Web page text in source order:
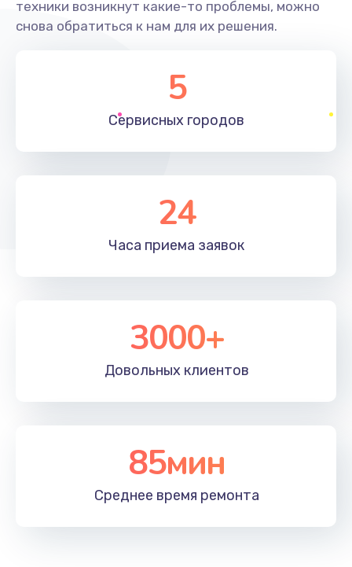
техники возникнут какие-то проблемы, можно
снова обратиться к нам для их решения.
5
Сервисных городов
24
Часа приема заявок
3000+
Довольных клиентов
85мин
Среднее время ремонта